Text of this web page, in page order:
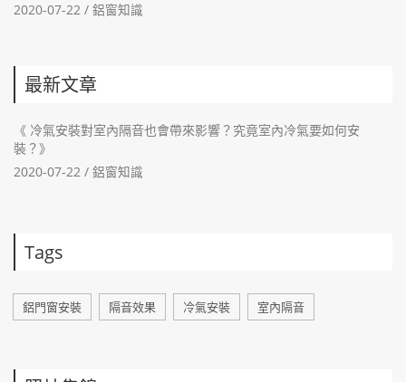
2020-07-22 / 鋁窗知識
最新文章
《 冷氣安裝對室內隔音也會帶來影響？究竟室內冷氣要如何安
裝？》
2020-07-22 / 鋁窗知識
Tags
鋁門窗安裝 隔音效果 冷氣安裝 室內隔音